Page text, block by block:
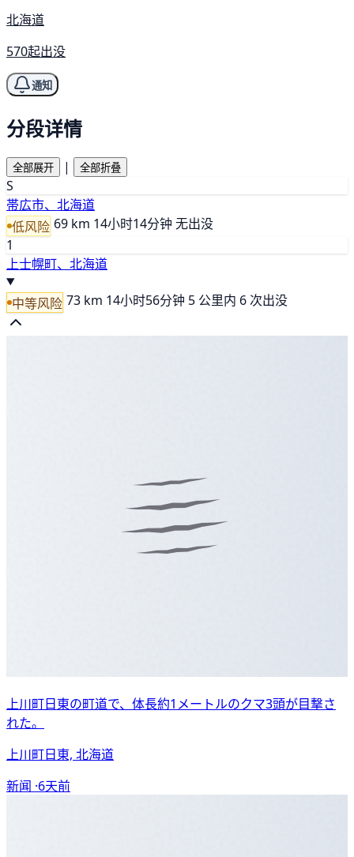
北海道
570起出没
通知
分段详情
全部展开 | 全部折叠
S
帯広市、北海道
低风险 69 km 14小时14分钟 无出没
1
上士幌町、北海道
中等风险 73 km 14小时56分钟 5 公里内 6 次出没
上川町日東の町道で、体長約1メートルのクマ3頭が目撃さ
れた。
上川町日東, 北海道
新闻 ·6天前